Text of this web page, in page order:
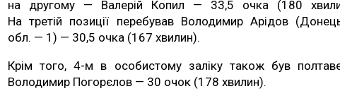
на другому — Валерій Копил — 33,5 очка (180
На третій позиції перебував Володимир Арідов
обл. — 1) — 30,5 очка (167 хвилин).
Крім того, 4-м в особистому заліку також був
Володимир Погорєлов — 30 очок (178 хвилин).